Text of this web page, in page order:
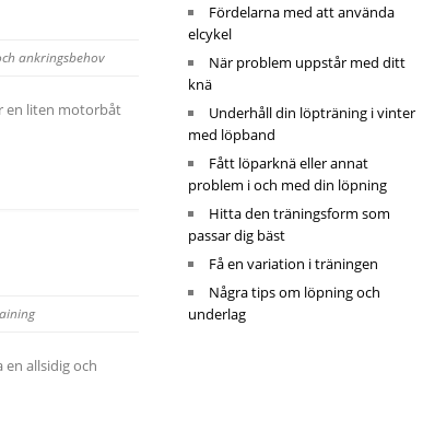
ankringsbehov
en liten motorbåt
allsidig och
Fördelarna med att använda
elcykel
När problem uppstår med ditt
knä
Underhåll din löpträning i vinter
med löpband
Fått löparknä eller annat
problem i och med din löpning
Hitta den träningsform som
passar dig bäst
Få en variation i träningen
Några tips om löpning och
underlag